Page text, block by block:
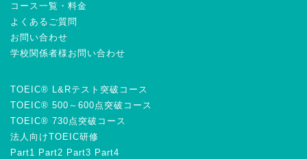
コース一覧・料金
よくあるご質問
お問い合わせ
学校関係者様お問い合わせ
TOEIC® L&Rテスト突破コース
TOEIC® 500～600点突破コース
TOEIC® 730点突破コース
法人向けTOEIC研修
Part1 Part2 Part3 Part4